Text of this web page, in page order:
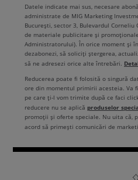
Datele indicate mai sus, necesare
administrate de MIG Marketing
București, sector 3, Bulevardul
de materiale publicitare și
Administratorului). În orice moment și
dezabonezi, să soliciți ștergerea,
să ne adresezi orice alte întrebări.
Reducerea poate fi folosită o singură
ore din momentul primirii acesteia. Va
pe care ți-l vom trimite după ce faci
reducere nu se aplică produselor
promoții și oferte speciale. Nu uita că,
acord să primești comunicări de